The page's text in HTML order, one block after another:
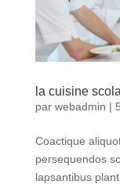
la cuisine
par webadmin |
Coactique
persequendos
lapsantibus